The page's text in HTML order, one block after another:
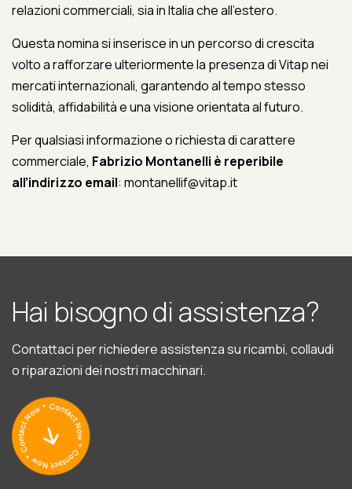
relazioni commerciali, sia in Italia che all’estero.
Questa nomina si inserisce in un percorso di crescita
volto a rafforzare ulteriormente la presenza di Vitap nei
mercati internazionali, garantendo al tempo stesso
solidità, affidabilità e una visione orientata al futuro.
Per qualsiasi informazione o richiesta di carattere
commerciale, Fabrizio Montanelli è reperibile
all’indirizzo email: montanellif@vitap.it
Hai bisognodi assistenza?
Contattaci per richiedere assistenza su ricambi, collaudi
o riparazioni dei nostri macchinari.